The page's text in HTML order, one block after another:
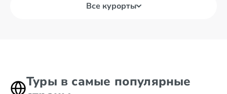
Все курорты
Туры в самые популярные